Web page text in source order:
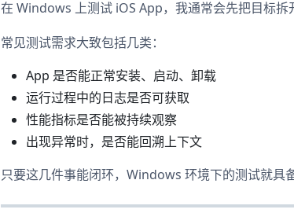
在 Windows 上测试 iOS App，我通常会先把目标拆
常见测试需求大致包括几类：
App 是否能正常安装、启动、卸载
运行过程中的日志是否可获取
性能指标是否能被持续观察
出现异常时，是否能回溯上下文
只要这几件事能闭环，Windows 环境下的测试就具